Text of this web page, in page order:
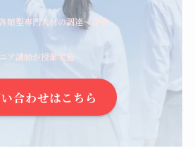
類型専門人材の調達〜提供
ア講師が授業実施
合わせはこちら